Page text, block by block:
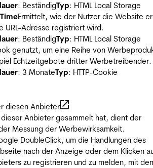
: BeständigTyp: HTML Local Storage
Ermittelt, wie der Nutzer die Website
URL-Adresse registriert wird.
: BeständigTyp: HTML Local Storage
genutzt, um eine Reihe von
Echtzeitgebote dritter Werbetreibender.
: 3 MonateTyp: HTTP-Cookie
diesen Anbieter
dieser Anbieter gesammelt hat, dient der
Messung der Werbewirksamkeit.
DoubleClick, um die Handlungen des
nach der Anzeige oder dem Klicken
zu registrieren und zu melden, mit